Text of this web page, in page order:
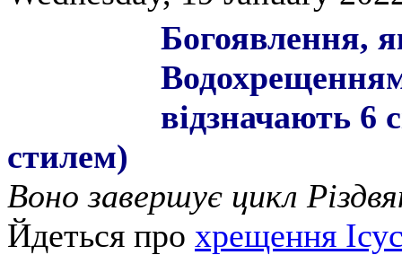
Богоявлення,
відзначають 6
стилем)
Воно завершує цикл
Йдеться про хрещення